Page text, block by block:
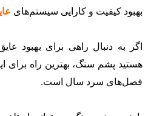
بهبود کیفیت و کارایی سیستم‌های
اگر به دنبال راهی برای بهبود
هستید پشم سنگ، بهترین راه برای
فصل‌های سرد سال است.